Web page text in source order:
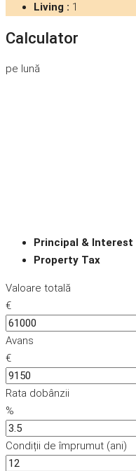
Living : 1
Calculator
pe lună
Principal & Interest
Property Tax
Valoare totală
€
Avans
€
Rata dobânzii
%
Condiții de împrumut (ani)